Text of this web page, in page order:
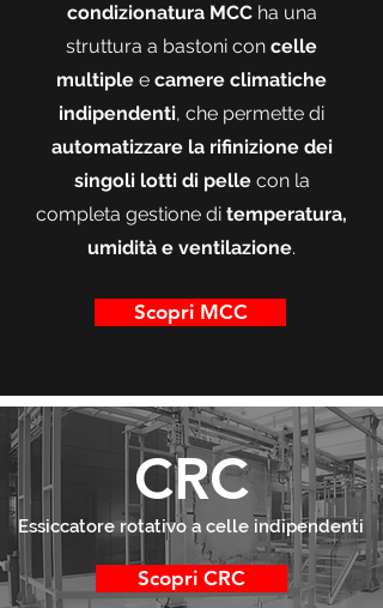
condizionatura MCCha una
struttura a bastoni con celle
multiple e camere climatiche
indipendenti, che permette di
automatizzare la rifinizione dei
singoli lotti di pellecon la
completa gestione di temperatura,
umidità e ventilazione.
Scopri MCC
CRC
Essiccatore rotativo a celle indipendenti
Scopri CRC